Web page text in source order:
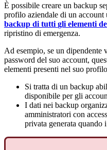
È possibile creare un backup
profilo aziendale di un account
backup di tutti gli elementi
ripristino di emergenza.
Ad esempio, se un dipendente
password del suo account,
elementi presenti nel suo profilo
Si tratta di un backup
disponibile per gli
I dati nei backup
amministratori con
privata generata quando i